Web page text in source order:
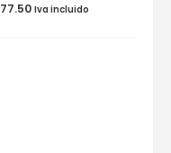
77.50 Iva incluido